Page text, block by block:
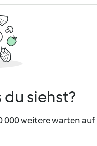
du siehst?
000 weitere warten auf